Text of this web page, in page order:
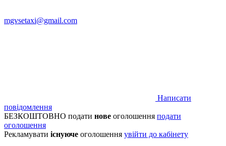
mgvsetaxi@gmail.com
Написати
повідомлення
БЕЗКОШТОВНО подати нове оголошення подати
оголошення
Рекламувати існуюче оголошення увійти до кабінету